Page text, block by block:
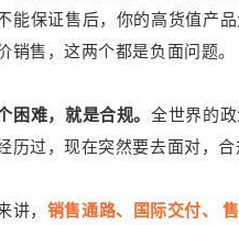
能保证售后，你的高货值产
销售，这两个都是负面问题。
困难，就是合规。全世界的
历过，现在突然要去面对，合
讲， 销售通路、国际交付、